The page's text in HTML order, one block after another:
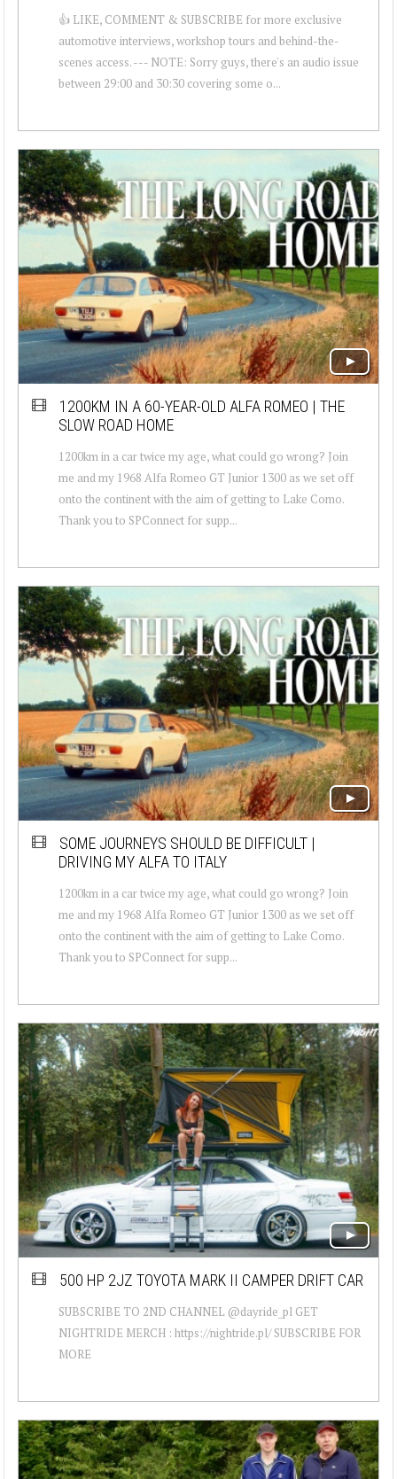
👍 LIKE, COMMENT & SUBSCRIBE for more exclusive
automotive interviews, workshop tours and behind-the-
scenes access. --- NOTE: Sorry guys, there's an audio issue
between 29:00 and 30:30 covering some o...
1200KM IN A 60-YEAR-OLD ALFA ROMEO | THE
SLOW ROAD HOME
1200km in a car twice my age, what could go wrong? Join
me and my 1968 Alfa Romeo GT Junior 1300 as we set off
onto the continent with the aim of getting to Lake Como.
Thank you to SPConnect for supp...
SOME JOURNEYS SHOULD BE DIFFICULT |
DRIVING MY ALFA TO ITALY
1200km in a car twice my age, what could go wrong? Join
me and my 1968 Alfa Romeo GT Junior 1300 as we set off
onto the continent with the aim of getting to Lake Como.
Thank you to SPConnect for supp...
500 HP 2JZ TOYOTA MARK II CAMPER DRIFT CAR
SUBSCRIBE TO 2ND CHANNEL @dayride_pl GET
NIGHTRIDE MERCH : https://nightride.pl/ SUBSCRIBE FOR
MORE